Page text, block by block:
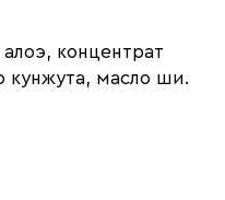
концентрат
кунжута, масло ши.